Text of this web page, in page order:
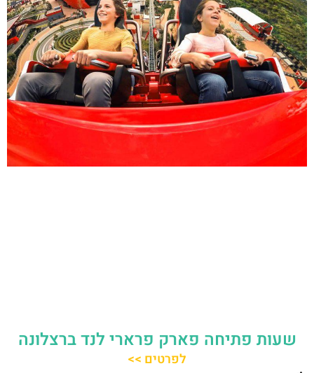
שעות פתיחה פארק פרארי לנד ברצלונה
לפרטים >>